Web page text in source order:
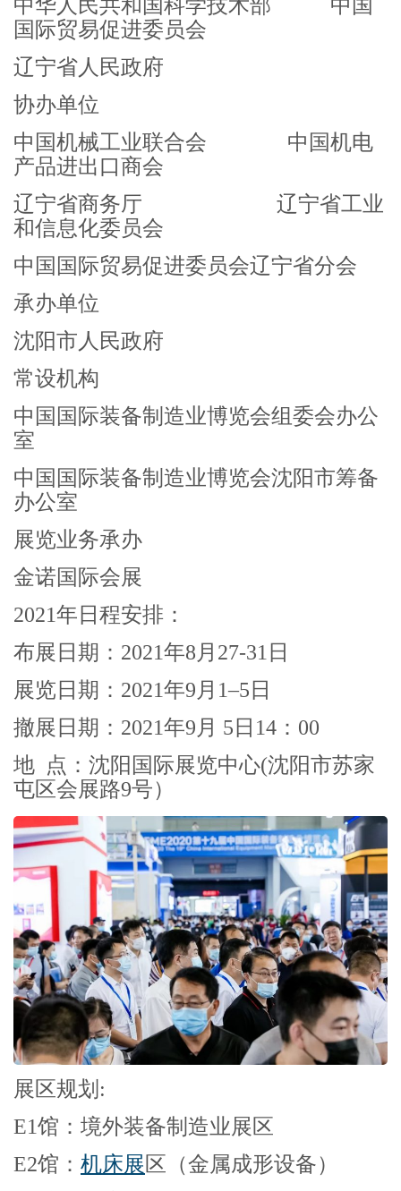
中华人民共和国科学技术部 中国
国际贸易促进委员会
辽宁省人民政府
协办单位
中国机械工业联合会 中国机电
产品进出口商会
辽宁省商务厅 辽宁省工业
和信息化委员会
中国国际贸易促进委员会辽宁省分会
承办单位
沈阳市人民政府
常设机构
中国国际装备制造业博览会组委会办公
室
中国国际装备制造业博览会沈阳市筹备
办公室
展览业务承办
金诺国际会展
2021年日程安排：
布展日期：2021年8月27-31日
展览日期：2021年9月1–5日
撤展日期：2021年9月 5日14：00
地 点：沈阳国际展览中心(沈阳市苏家
屯区会展路9号）
展区规划:
E1馆：境外装备制造业展区
E2馆： 机床展 区（金属成形设备）